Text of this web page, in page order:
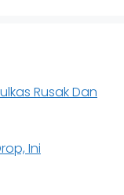
Rusak Dan
Ini